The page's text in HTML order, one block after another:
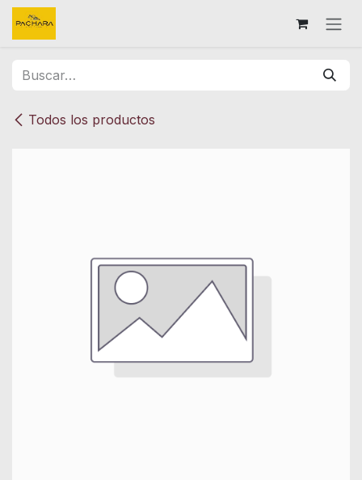
Ir al contenido
Todos los productos